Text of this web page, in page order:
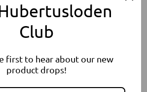
Produkt definiert
definiert in der Kategorie "
Club
first to hear about our new
product drops!